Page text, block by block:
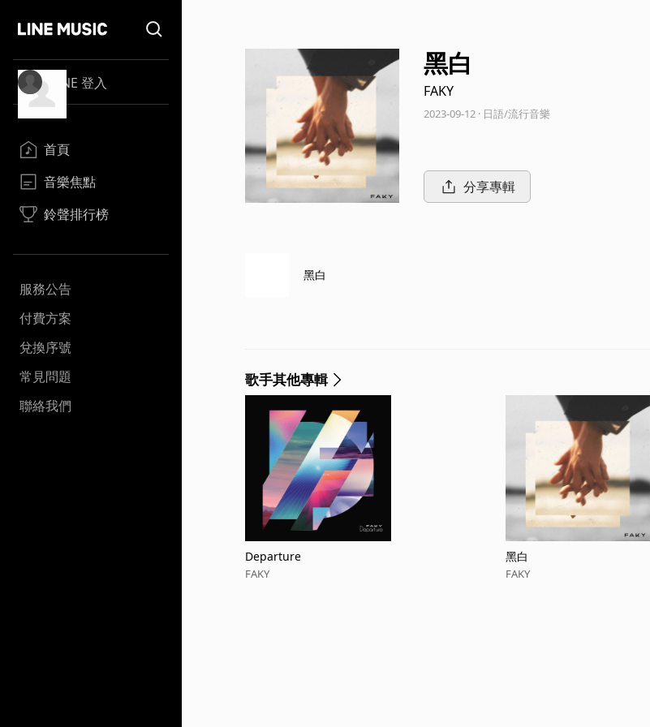
LINE 登入
首頁
音樂焦點
鈴聲排行榜
服務公告
付費方案
兌換序號
常見問題
聯絡我們
黑白
FAKY
2023-09-12 · 日語/流行音樂
分享專輯
黑白
歌手其他專輯
Departure
FAKY
黑白
FAKY